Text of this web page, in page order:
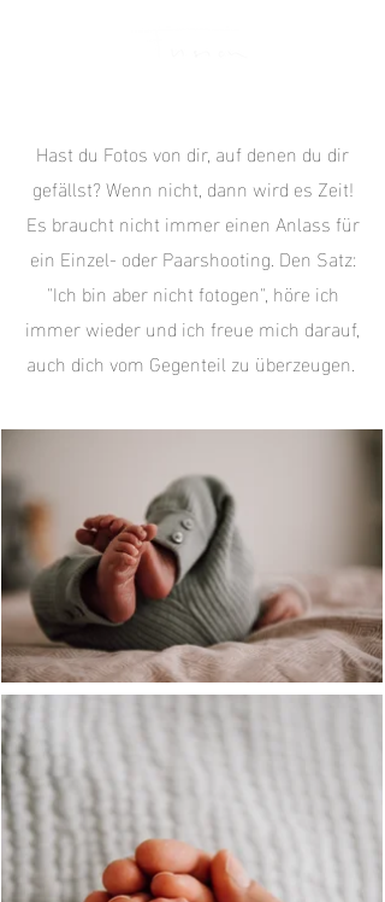
Hast du Fotos von dir, auf denen du dir
gefällst? Wenn nicht, dann wird es Zeit!
Es braucht nicht immer einen Anlass für
ein Einzel- oder Paarshooting. Den Satz:
"Ich bin aber nicht fotogen", höre ich
immer wieder und ich freue mich darauf,
auch dich vom Gegenteil zu überzeugen.